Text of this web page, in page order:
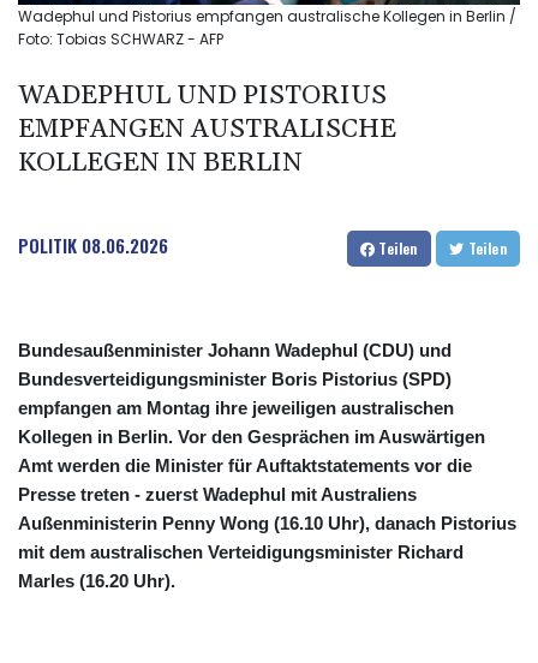
Wadephul und Pistorius empfangen australische Kollegen in Berlin /
Foto: Tobias SCHWARZ - AFP
WADEPHUL UND PISTORIUS
EMPFANGEN AUSTRALISCHE
KOLLEGEN IN BERLIN
POLITIK 08.06.2026 Teilen Teilen
Bundesaußenminister Johann Wadephul (CDU) und
Bundesverteidigungsminister Boris Pistorius (SPD)
empfangen am Montag ihre jeweiligen australischen
Kollegen in Berlin. Vor den Gesprächen im Auswärtigen
Amt werden die Minister für Auftaktstatements vor die
Presse treten - zuerst Wadephul mit Australiens
Außenministerin Penny Wong (16.10 Uhr), danach Pistorius
mit dem australischen Verteidigungsminister Richard
Marles (16.20 Uhr).